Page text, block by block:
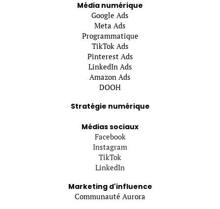
Média numérique
Google Ads
Meta Ads
Programmatique
TikTok Ads
Pinterest Ads
LinkedIn Ads
Amazon Ads
DOOH
Stratégie numérique
Médias sociaux
Facebook
Instagram
TikTok
LinkedIn
Marketing d'influence
Communauté Aurora